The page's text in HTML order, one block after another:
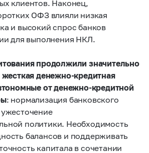
клиентов. Наконец
ОФЗ влияли низкая
и высокий спрос банков
для выполнения НКЛ.
продолжили значительно
жесткая денежно-кредитная
от денежно-кредитной
: нормализация банковского
политики. Необходимость
балансов и поддерживать
капитала в сочетании